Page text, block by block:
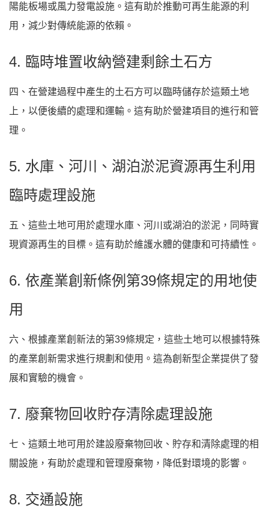
陽能板場或風力發電設施。這有助於推動可再生能源的利
用，減少對傳統能源的依賴。
4. 臨時堆置收納營建剩餘土石方
四、在營建過程中產生的土石方可以臨時儲存於這類土地
上，以便後續的處理和運輸。這有助於營建項目的進行和管
理。
5. 水庫、河川、湖泊淤泥資源再生利用
臨時處理設施
五、這些土地可用於處理水庫、河川或湖泊的淤泥，同時實
現資源再生的目標。這有助於維護水體的健康和可持續性。
6. 依產業創新條例第39條規定的用地使
用
六、根據產業創新法的第39條規定，這些土地可以根據特殊
的產業創新需求進行規劃和使用。這為創新型企業提供了發
展和實驗的機會。
7. 廢棄物回收貯存清除處理設施
七、這類土地可用於建設廢棄物回收、貯存和清除處理的相
關設施，有助於處理和管理廢棄物，降低對環境的影響。
8. 交通設施